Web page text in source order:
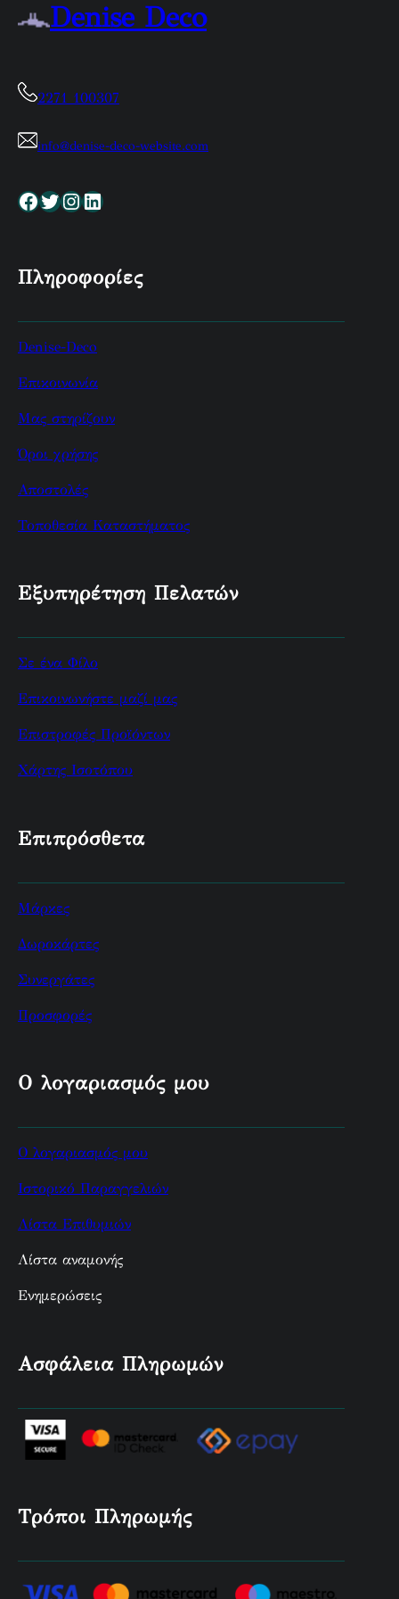
Denise Deco
2271 100307
info@denise-deco-website.com
Facebook Twitter InstagramLinkedin
Πληροφορίες
Denise-Deco
Επικοινωνία
Μας στηρίζουν
Όροι χρήσης
Αποστολές
Τοποθεσία Καταστήματος
Εξυπηρέτηση Πελατών
Σε ένα Φίλο
Επικοινωνήστε μαζί μας
Επιστροφές Προϊόντων
Χάρτης Ισοτόπου
Επιπρόσθετα
Μάρκες
Δωροκάρτες
Συνεργάτες
Προσφορές
Ο λογαριασμός μου
Ο λογαριασμός μου
Ιστορικό Παραγγελιών
Λίστα Επιθυμιών
Λίστα αναμονής
Ενημερώσεις
Ασφάλεια Πληρωμών
Τρόποι Πληρωμής